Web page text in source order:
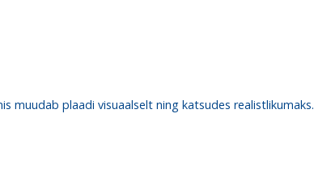
muudab plaadi visuaalselt ning katsudes realistlikumaks.